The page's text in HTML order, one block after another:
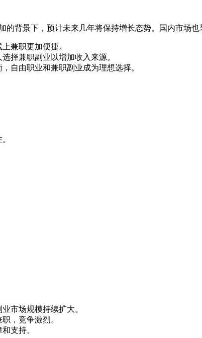
背景下，预计未来几年将保持增长态势。国内市场
兼职更加便捷。
择兼职副业以增加收入来源。
自由职业和兼职副业成为理想选择。
市场规模持续扩大。
，竞争激烈。
支持。